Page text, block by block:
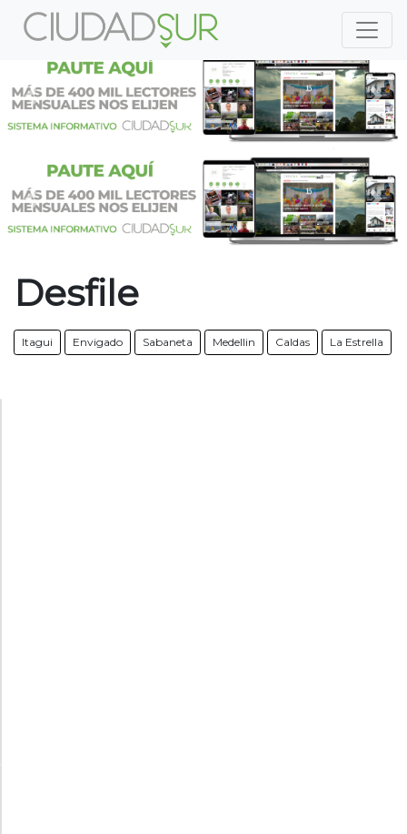
Previous
Previous
Desfile
Itagui Envigado Sabaneta Medellin Caldas La Estrella